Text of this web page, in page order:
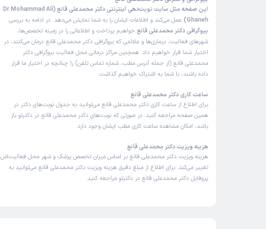
این صفحه مثل سایت نوبت‌دهی اینترنتی دکتر محمدعلی قانع (Dr Mohammad Ali
Ghaneh)
عمل می‌کند و اطلاعات ایشان را به شما نمایش می‌دهد. در ادامه به بررسی
بیوگرافی دکتر محمدعلی قانع خواهیم پرداخت و اطلاعاتی را در زمینه تخصص‌ها،
شهرهای فعالیت، بیماری‌ها و علائمی که بیوگرافی دکتر محمدعلی قانع درمان می‌کنند، در
اختیار شما قرار خواهیم داد. همچنین مراکز درمانی محل فعالیت بیوگرافی دکتر
محمدعلی قانع (از جمله آدرس مطب، شماره تماس تلفن) را چنانچه در اختیار ما قرار
داده باشند، با شما به اشتراک خواهیم گذاشت.
ساعت کاری دکتر محمدعلی قانع
برای اطلاع از ساعت کاری دکتر محمدعلی قانع می‌توانید به جدول نوبت‌های دکتر در
همین صفحه مراجعه کنید. در صورتی که نوبت‌های دکتر محمدعلی قانع در دکترتو باز
باشد، امکان مشاهده ساعت کاری مطب ایشان وجود دارد.
هزینه ویزیت دکتر محمدعلی قانع
هزینه ویزیت دکتر محمدعلی قانع بر اساس میزان تخصص پزشک و شهر محل فعالیت‌اش
تغییر می‌کند. برای اطلاع از مبلغ دقیق هزینه ویزیت دکتر محمدعلی قانع می‌توانید به
پروفایل دکتر محمدعلی قانع در دکترتو مراجعه کنید.